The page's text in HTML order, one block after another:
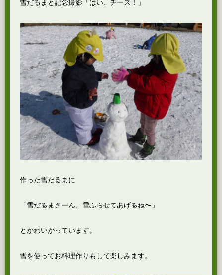
雪だるまと記念撮影「はい、チーズ！」
作った雪だるまに
「雪だるまさーん、雪ふらせてあげるね〜」
とかわいがっています。
雪を使ってお料理作りもして楽しみます。